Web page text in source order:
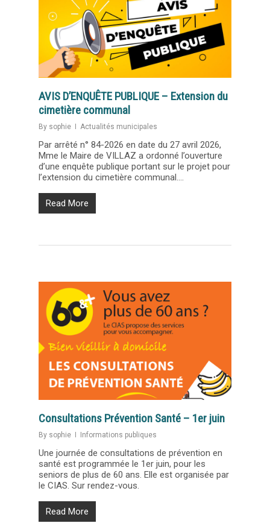
AVIS D’ENQUÊTE PUBLIQUE – Extension du
cimetière communal
By sophie Actualités municipales
Par arrêté n° 84-2026 en date du 27 avril 2026,
Mme le Maire de VILLAZ a ordonné l’ouverture
d’une enquête publique portant sur le projet pour
l’extension du cimetière communal....
Read More
Consultations Prévention Santé – 1er juin
By sophie Informations publiques
Une journée de consultations de prévention en
santé est programmée le 1er juin, pour les
seniors de plus de 60 ans. Elle est organisée par
le CIAS. Sur rendez-vous.
Read More